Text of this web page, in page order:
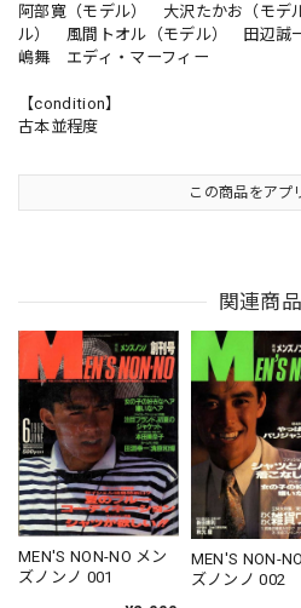
阿部寛（モデル） 大沢たかお（モ
ル） 風間トオル（モデル） 田辺
嶋舞 エディ・マーフィー
【condition】
古本並程度
この商品をアプ
関連商
MEN'S NON-NO メン
ズノンノ 001
MEN'S NON-
ズノンノ 002